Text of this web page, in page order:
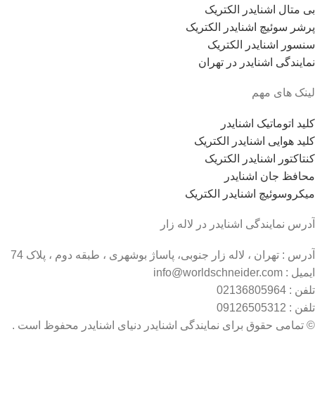
بی متال اشنایدر الکتریک
پرشر سوئیچ اشنایدر الکتریک
سنسور اشنایدر الکتریک
نمایندگی اشنایدر در تهران
لینک های مهم
کلید اتوماتیک اشنایدر
کلید هوایی اشنایدر الکتریک
کنتاکتور اشنایدر الکتریک
محافظ جان اشنایدر
میکروسوئیچ اشنایدر الکتریک
آدرس نمایندگی اشنایدر در لاله زار
آدرس : تهران ، لاله زار جنوبی، پاساژ بوشهری ، طبقه دوم ، پلاک 74
ایمیل : info@worldschneider.com
تلفن : 02136805964
تلفن : 09126505312
© تمامی حقوق برای نمایندگی اشنایدر دنیای اشنایدر محفوظ است .